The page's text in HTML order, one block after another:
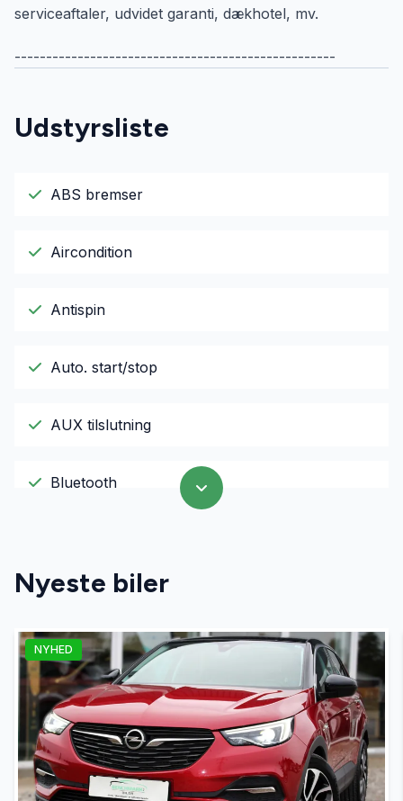
serviceaftaler, udvidet garanti, dækhotel, mv.
---------------------------------------------------
Udstyrsliste
ABS bremser
Aircondition
Antispin
Auto. start/stop
AUX tilslutning
Bluetooth
El-spejle
Fjernbetjent centrallås
Højdejusterbart førersæde
Infocenter
Nyeste biler
NYHED